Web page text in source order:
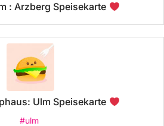
: Arzberg Speisekarte
Ulm Speisekarte
#ulm